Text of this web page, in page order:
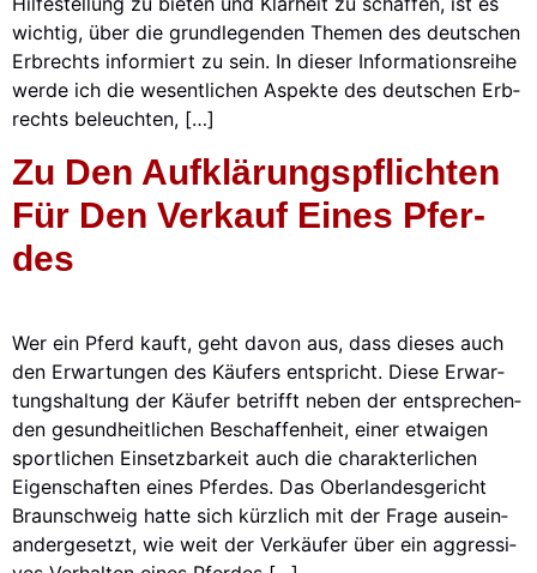
wich­tig, über die grund­le­gen­den The­men des deut­schen
Erb­rechts infor­miert zu sein. In die­ser Infor­ma­ti­ons­rei­he
wer­de ich die wesent­li­chen Aspek­te des deut­schen Erb­
rechts beleuch­ten, […]
Zu Den Auf­klä­rungs­pflich­ten
Für Den Ver­kauf Eines Pfer­
Des
Wer ein Pferd kauft, geht davon aus, dass die­ses auch
den Erwar­tun­gen des Käu­fers ent­spricht. Die­se Erwar­
tungs­hal­tung der Käu­fer betrifft neben der ent­spre­chen­
den gesund­heit­li­chen Beschaf­fen­heit, einer etwa­igen
sport­li­chen Ein­setz­bar­keit auch die cha­rak­ter­li­chen
Eigen­schaf­ten eines Pfer­des. Das Ober­lan­des­ge­richt
Braun­schweig hat­te sich kürz­lich mit der Fra­ge aus­ein­
an­der­ge­setzt, wie weit der Ver­käu­fer über ein aggres­si­